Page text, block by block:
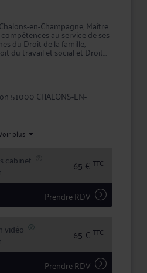
en-Champagne, Maître
au service de ses
du Droit de la famille,
du travail et social et Droit
dans ses champs de
conseille efficacement et
ce soit en demande ou
dans le traitement de
qu'offre la profession
51000 CHALONS-EN-
plus
cabinet 65 € TTC
Prendre RDV
vidéo 65 € TTC
Prendre RDV